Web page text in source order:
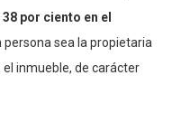
por ciento en el
persona sea la propietaria
inmueble, de carácter